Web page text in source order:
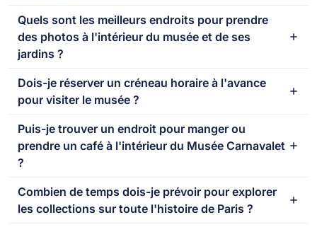
Quels sont les meilleurs endroits pour prendre
des photos à l'intérieur du musée et de ses
jardins ?
Dois-je réserver un créneau horaire à l'avance
pour visiter le musée ?
Puis-je trouver un endroit pour manger ou
prendre un café à l'intérieur du Musée Carnavalet
?
Combien de temps dois-je prévoir pour explorer
les collections sur toute l'histoire de Paris ?